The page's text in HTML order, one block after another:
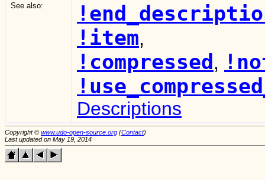
See also:
!item,
!compressed ,
Descriptions
Copyright © www.udo-open-source.org (Contact)
Last updated on May 19, 2014